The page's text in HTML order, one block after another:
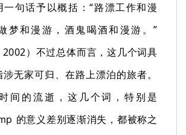
句话予以概括：“路漂工作和漫
梦和漫游，酒鬼喝酒和漫游。”
） 不过总体而言，这几个词具
涉无家可归、在路上漂泊的旅者。
间的流逝，这几个词，特别是
的意义差别逐渐消失，都被称之